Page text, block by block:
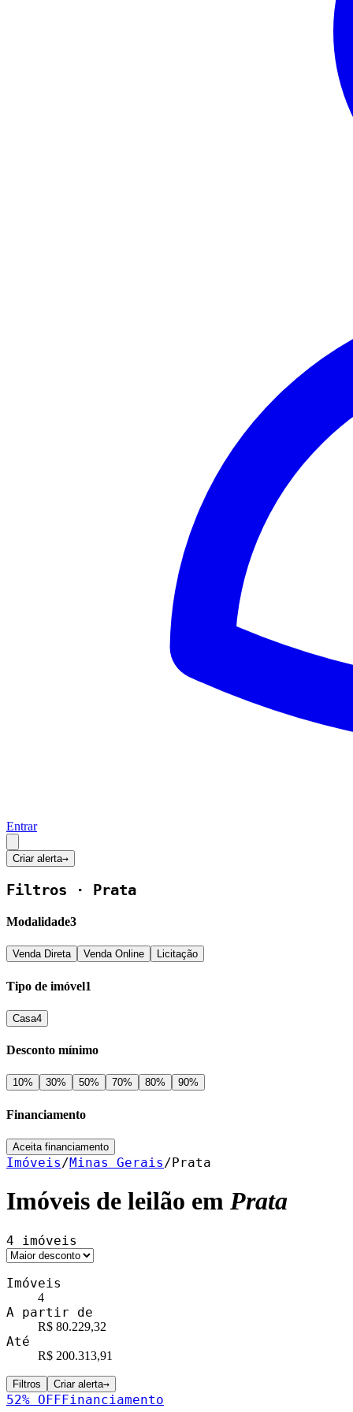
Entrar
Criar alerta→
Filtros · Prata
Modalidade3
Venda Direta Venda Online Licitação
Tipo de imóvel1
Casa4
Desconto mínimo
10% 30% 50% 70% 80% 90%
Financiamento
Aceita financiamento
Imóveis/Minas Gerais/Prata
Imóveis de leilão em Prata
4 imóveis
Imóveis
4
A partir de
R$ 80.229,32
Até
R$ 200.313,91
Filtros Criar alerta→
52% OFFFinanciamento